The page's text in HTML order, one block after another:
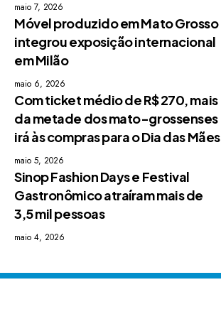
maio 7, 2026
Móvel produzido em Mato Grosso
integrou exposição internacional
em Milão
maio 6, 2026
Com ticket médio de R$ 270, mais
da metade dos mato-grossenses
irá às compras para o Dia das Mães
maio 5, 2026
Sinop Fashion Days e Festival
Gastronômico atraíram mais de
3,5 mil pessoas
maio 4, 2026